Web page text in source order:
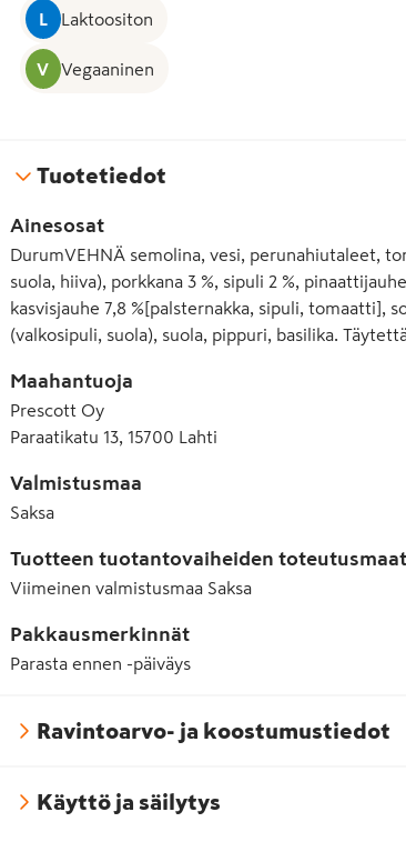
L Laktoositon
V Vegaaninen
Tuotetiedot
Ainesosat
DurumVEHNÄ semolina, vesi, perunahiutaleet,
suola, hiiva), porkkana 3 %, sipuli 2 %,
kasvisjauhe 7,8 %[palsternakka, sipuli, tomaatti],
(valkosipuli, suola), suola, pippuri, basilika. Täytettä
Maahantuoja
Prescott Oy
Paraatikatu 13, 15700 Lahti
Valmistusmaa
Saksa
Tuotteen tuotantovaiheiden toteutusmaat
Viimeinen valmistusmaa Saksa
Pakkausmerkinnät
Parasta ennen -päiväys
Ravintoarvo- ja koostumustiedot
Käyttö ja säilytys